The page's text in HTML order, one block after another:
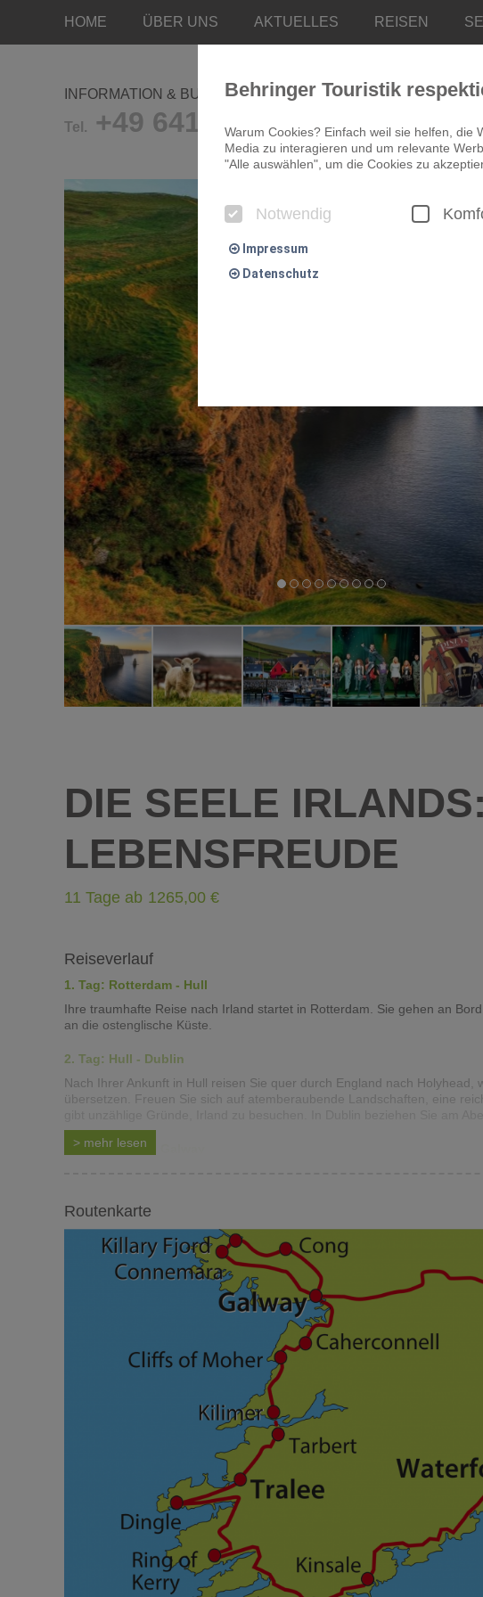
HOME ÜBER UNS AKTUELLES REISEN
INFORMATION & BUCHUNG
Tel. +49 641/9681-0
DIE SEELE
LEBENSFREUDE
11 Tage ab 1265
Reiseverlauf
1. Tag: Rotterdam - Hull
Ihre traumhafte Reise nach Irland startet in Rotterdam. Sie gehen an
an die ostenglische Küste.
2. Tag: Hull - Dublin
Nach Ihrer Ankunft in Hull reisen Sie quer durch England nach
übersetzen. Freuen Sie sich auf atemberaubende Landschaften, eine
3. Tag: Dublin - Galway
Cathedral sowie Trinity College sind nur einige Beispiele der
Richtung Galway. Die Ahascragh Distillery bei Ballinasloe ist Irlands erste
Sie, wie nachhaltige Spirituosen vom Korn bis ins Glas destilliert werden.
ausgezeichneten Spirituosen gekrönt.
4. Tag: Ausflug Connemara
Eine Landschaft voller Gegensätze, die man erleben muss! Von Braun-
einen reizvollen Kontrast zur schroffen Atlantikküste. Sie fahren durch
wechselnde Gegend. Der Blick auf Killary von der Küste aus ist
neue Perspektive. Gehen Sie an Bord von Killary Fjord Boat Tours und
Wie wäre es am Abend mit einer Irischen Show mit Irish Dancing &
Menschen weltweit in ihren Bann ziehen.
5. Tag: Galway - Kerry Region
Die "Grüne Insel" fasziniert mit einer Landschaft, die von leuchtenden
Seiten zeigt. Die Burren-Region mit ihrer einzigartigen Karstlandschaft
atemberaubende Anblicke , die Besucher in Staunen versetzen.
Nach
Caherconnell empfiehlt sich ein Besuch des Burren Smokehouses samt
Sie das Naturwunder: die Cliffs of Moher, die 200 Meter steil und
ereignisreichen Tag erreichen Sie Ihr Hotel in der Kerry Region.
> mehr lesen
Routenkarte
Behringer Touristik
Warum Cookies? Einfach weil sie helfen,
Media zu interagieren und um relevante
"Alle auswählen", um die Cookies zu
Notwendig
Impressum
Datenschutz
Essentielle Cookies ermöglichen
Diese Cookies ermöglichen die Interaktion
nicht benötigt.